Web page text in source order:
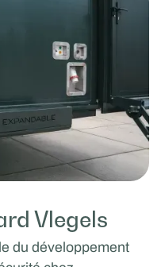
Vlegels
du développement